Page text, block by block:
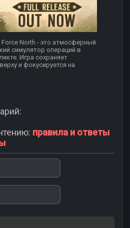
Force North - это атмосферный
симулятор операций в
Игра сохраняет
и фокусируется на
правила и ответы